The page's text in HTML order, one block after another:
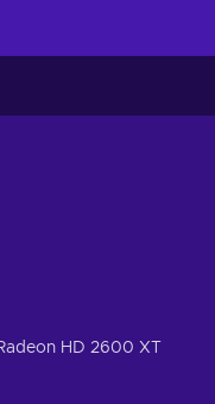
HD 2600 XT